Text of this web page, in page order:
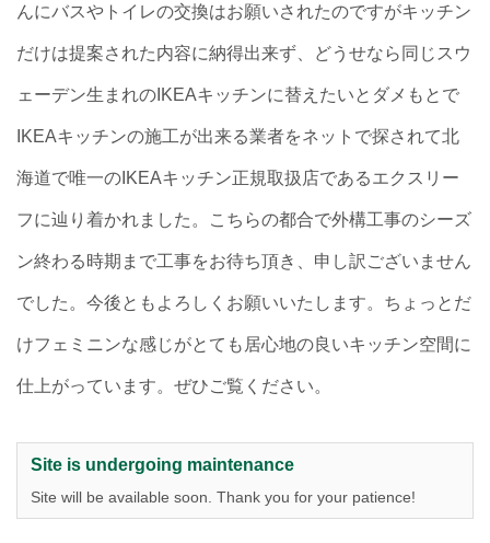
んにバスやトイレの交換はお願いされたのですがキッチン
だけは提案された内容に納得出来ず、どうせなら同じスウ
ェーデン生まれのIKEAキッチンに替えたいとダメもとで
IKEAキッチンの施工が出来る業者をネットで探されて北
海道で唯一のIKEAキッチン正規取扱店であるエクスリー
フに辿り着かれました。こちらの都合で外構工事のシーズ
ン終わる時期まで工事をお待ち頂き、申し訳ございません
でした。今後ともよろしくお願いいたします。ちょっとだ
けフェミニンな感じがとても居心地の良いキッチン空間に
仕上がっています。ぜひご覧ください。
Site is undergoing maintenance
Site will be available soon. Thank you for your patience!